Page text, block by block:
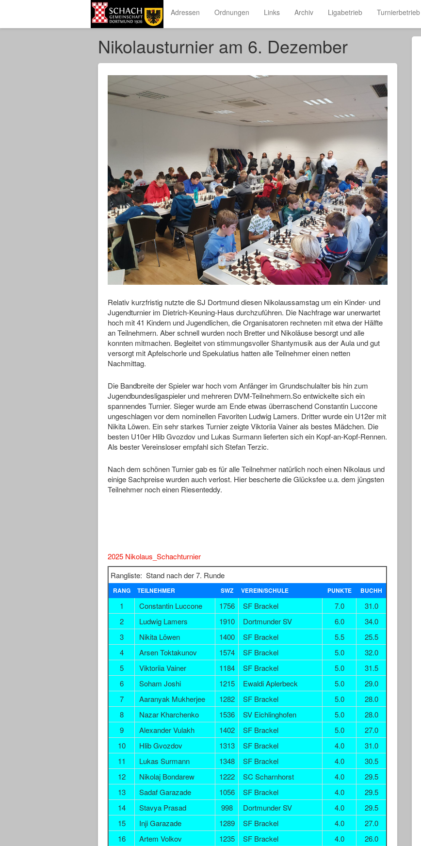
Adressen Ordnungen Links Archiv Ligabetrieb Turnierbetrieb
Nikolausturnier am 6. Dezember
Relativ kurzfristig nutzte die SJ Dortmund diesen Nikolaussamstag um ein Kinder- und
Jugendturnier im Dietrich-Keuning-Haus durchzuführen. Die Nachfrage war unerwartet
hoch mit 41 Kindern und Jugendlichen, die Organisatoren rechneten mit etwa der Hälfte
an Teilnehmern. Aber schnell wurden noch Bretter und Nikoläuse besorgt und alle
konnten mitmachen. Begleitet von stimmungsvoller Shantymusik aus der Aula und gut
versorgt mit Apfelschorle und Spekulatius hatten alle Teilnehmer einen netten
Nachmittag.
Die Bandbreite der Spieler war hoch vom Anfänger im Grundschulalter bis hin zum
Jugendbundesligaspieler und mehreren DVM-Teilnehmern.So entwickelte sich ein
spannendes Turnier. Sieger wurde am Ende etwas überraschend Constantin Luccone
ungeschlagen vor dem nominellen Favoriten Ludwig Lamers. Dritter wurde ein U12er mit
Nikita Löwen. Ein sehr starkes Turnier zeigte Viktoriia Vainer als bestes Mädchen. Die
besten U10er Hlib Gvozdov und Lukas Surmann lieferten sich ein Kopf-an-Kopf-Rennen.
Als bester Vereinsloser empfahl sich Stefan Terzic.
Nach dem schönen Turnier gab es für alle Teilnehmer natürlich noch einen Nikolaus und
einige Sachpreise wurden auch verlost. Hier bescherte die Glücksfee u.a. dem jüngsten
Teilnehmer noch einen Riesenteddy.
2025 Nikolaus_Schachturnier
Rangliste: Stand nach der 7. Runde
RANG TEILNEHMER SWZ VEREIN/SCHULE PUNKTE BUCHH
1 Constantin Luccone 1756 SF Brackel 7.0
31.0
2
Ludwig Lamers 1910 Dortmunder SV 6.0
34.0
3
Nikita Löwen 1400 SF Brackel 5.5
25.5
4
Arsen Toktakunov 1574 SF Brackel 5.0
32.0
5
Viktoriia Vainer 1184 SF Brackel 5.0
31.5
6
Soham Joshi 1215 Ewaldi Aplerbeck 5.0
29.0
7
Aaranyak Mukherjee 1282 SF Brackel 5.0
28.0
8
Nazar Kharchenko 1536 SV Eichlinghofen 5.0
28.0
9
Alexander Vulakh 1402 SF Brackel 5.0
27.0
10
Hlib Gvozdov 1313 SF Brackel 4.0
31.0
11
Lukas Surmann 1348 SF Brackel 4.0
30.5
12
Nikolaj Bondarew 1222 SC Scharnhorst 4.0
29.5
13
Sadaf Garazade 1056 SF Brackel 4.0
29.5
14
Stavya Prasad 998 Dortmunder SV 4.0
29.5
15
Inji Garazade 1289 SF Brackel 4.0
27.0
16
Artem Volkov 1235 SF Brackel 4.0
26.0